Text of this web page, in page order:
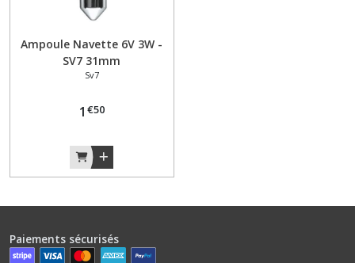
Ampoule Navette 6V 3W -
SV7 31mm
Sv7
1 €50
(1)
BAY15D
Paiements sécurisés